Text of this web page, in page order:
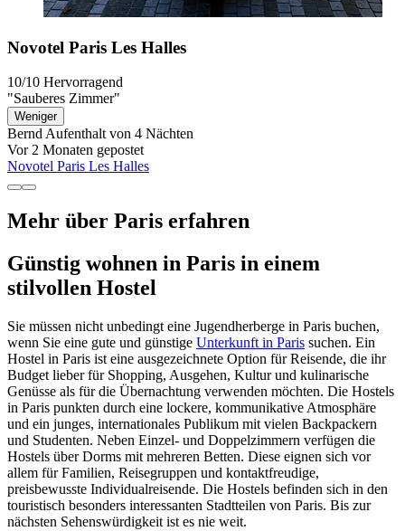
Novotel Paris Les Halles
10/10 Hervorragend
"Sauberes Zimmer"
Weniger
BerndAufenthalt von 4 Nächten
Vor 2 Monaten gepostet
Novotel Paris Les Halles
Mehr über Paris erfahren
Günstig wohnen in Paris in einem
stilvollen Hostel
Sie müssen nicht unbedingt eine Jugendherberge in Paris buchen,
wenn Sie eine gute und günstige Unterkunft in Paris suchen. Ein
Hostel in Paris ist eine ausgezeichnete Option für Reisende, die ihr
Budget lieber für Shopping, Ausgehen, Kultur und kulinarische
Genüsse als für die Übernachtung verwenden möchten. Die Hostels
in Paris punkten durch eine lockere, kommunikative Atmosphäre
und ein junges, internationales Publikum mit vielen Backpackern
und Studenten. Neben Einzel- und Doppelzimmern verfügen die
Hostels über Dorms mit mehreren Betten. Diese eignen sich vor
allem für Familien, Reisegruppen und kontaktfreudige,
preisbewusste Individualreisende. Die Hostels befinden sich in den
touristisch besonders interessanten Stadtteilen von Paris. Bis zur
nächsten Sehenswürdigkeit ist es nie weit.